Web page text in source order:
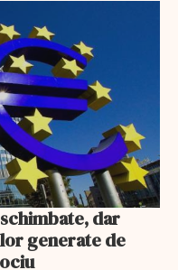
dar
generate de